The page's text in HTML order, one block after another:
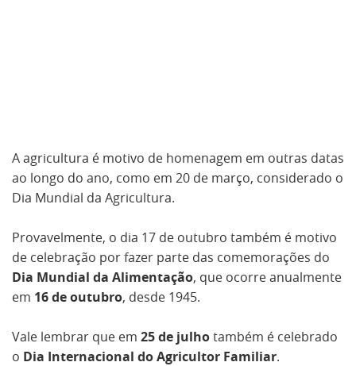
A agricultura é motivo de homenagem em outras datas
ao longo do ano, como em 20 de março, considerado o
Dia Mundial da Agricultura.
Provavelmente, o dia 17 de outubro também é motivo
de celebração por fazer parte das comemorações do
Dia Mundial da Alimentação, que ocorre anualmente
em 16 de outubro, desde 1945.
Vale lembrar que em 25 de julhotambém é celebrado
o Dia Internacional do Agricultor Familiar.